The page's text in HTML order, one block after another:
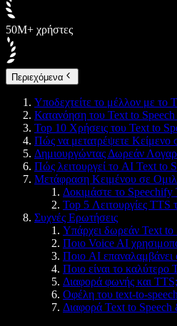
50M+ χρήστες
Περιεχόμενα
Υποδεχτείτε το μέλλον με το
Κατανόηση του Text to
Top 10 Χρήσεις του Text to
Πώς να μετατρέψετε Κείμενο
Δημιουργώντας Δωρεάν
Πώς λειτουργεί το AI Text to
Μετάφραση Κειμένου σε
Δοκιμάστε το Speechify
Top 5 Λειτουργίες TTS
Συχνές Ερωτήσεις
Υπάρχει δωρεάν Text to
Ποιο Voice AI
Ποιο AI επαναλαμβάνει
Ποιο είναι το καλύτερο
Διαφορά φωνής και TTS;
Οφέλη του text-to-
Διαφορά Text to